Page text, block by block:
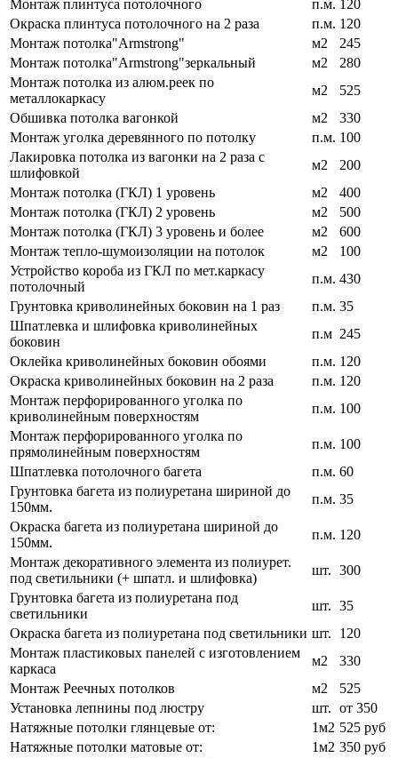
Монтаж плинтуса потолочного
п.м. 120
Окраска плинтуса потолочного на 2 раза
п.м. 120
Монтаж потолка"Armstrong"
м2
245
Монтаж потолка"Armstrong"зеркальный
м2
280
Монтаж потолка из алюм.реек по
металлокаркасу
м2
525
Обшивка потолка вагонкой
м2
330
Монтаж уголка деревянного по потолку
п.м. 100
Лакировка потолка из вагонки на 2 раза с
шлифовкой
м2
200
Монтаж потолка (ГКЛ) 1 уровень
м2
400
Монтаж потолка (ГКЛ) 2 уровень
м2
500
Монтаж потолка (ГКЛ) 3 уровень и более
м2
600
Монтаж тепло-шумоизоляции на потолок
м2
100
Устройство короба из ГКЛ по мет.каркасу
потолочный
п.м. 430
Грунтовка криволинейных боковин на 1 раз
п.м. 35
Шпатлевка и шлифовка криволинейных
боковин
п.м 245
Оклейка криволинейных боковин обоями
п.м. 120
Окраска криволинейных боковин на 2 раза
п.м. 120
Монтаж перфорированного уголка по
криволинейным поверхностям
п.м. 100
Монтаж перфорированного уголка по
прямолинейным поверхностям
п.м. 100
Шпатлевка потолочного багета
п.м. 60
Грунтовка багета из полиуретана шириной до
150мм.
п.м. 35
Окраска багета из полиуретана шириной до
150мм.
п.м. 120
Монтаж декоративного элемента из полиурет.
под светильники (+ шпатл. и шлифовка)
шт. 300
Грунтовка багета из полиуретана под
светильники
шт. 35
Окраска багета из полиуретана под светильники шт.
120
Монтаж пластиковых панелей с изготовлением
каркаса
м2
330
Монтаж Реечных потолков
м2
525
Установка лепнины под люстру
шт. от 350
Натяжные потолки глянцевые от:
1м2 525 руб
Натяжные потолки матовые от:
1м2 350 руб